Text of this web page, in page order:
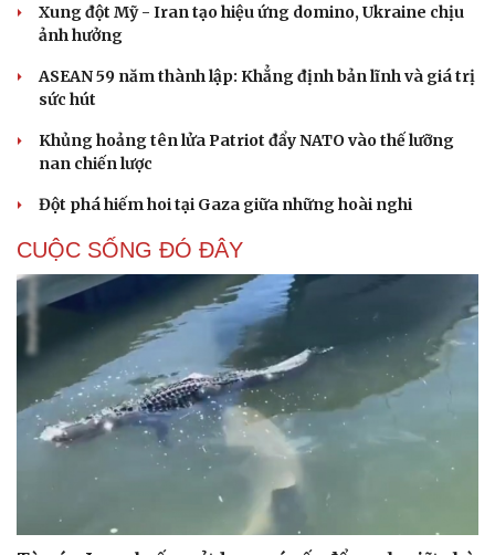
Xung đột Mỹ - Iran tạo hiệu ứng domino, Ukraine chịu
ảnh hưởng
ASEAN 59 năm thành lập: Khẳng định bản lĩnh và giá trị
sức hút
Khủng hoảng tên lửa Patriot đẩy NATO vào thế lưỡng
nan chiến lược
Đột phá hiếm hoi tại Gaza giữa những hoài nghi
CUỘC SỐNG ĐÓ ĐÂY